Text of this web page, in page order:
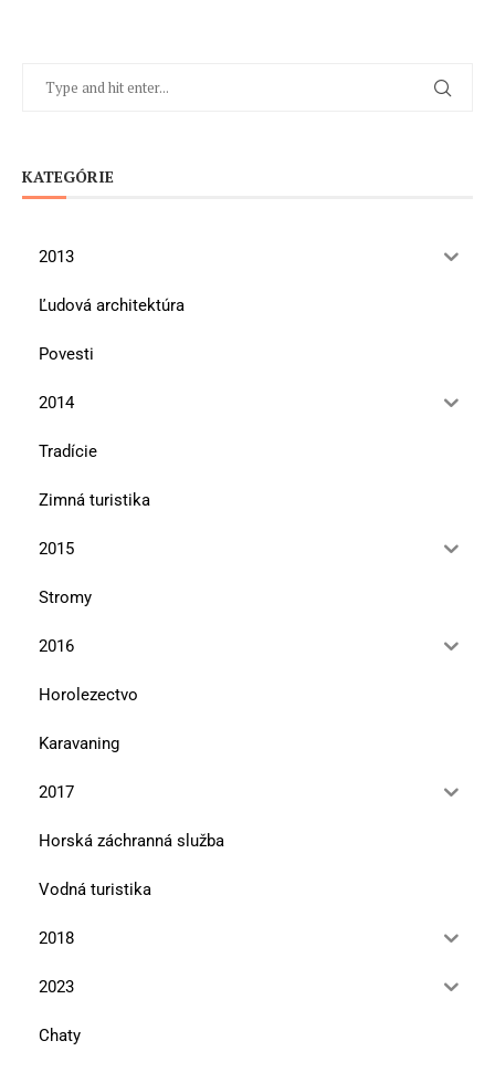
KATEGÓRIE
2013
Ľudová architektúra
Povesti
2014
Tradície
Zimná turistika
2015
Stromy
2016
Horolezectvo
Karavaning
2017
Horská záchranná služba
Vodná turistika
2018
2023
Chaty